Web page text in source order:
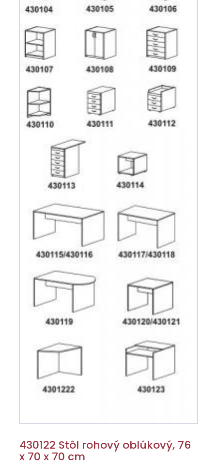
430122 Stôl rohový oblúkový, 76
x 70 x 70 cm